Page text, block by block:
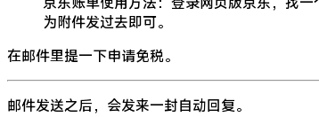
为附件发过去即可。
在邮件里提一下申请免税。
邮件发送之后，会发来一封自动回复。